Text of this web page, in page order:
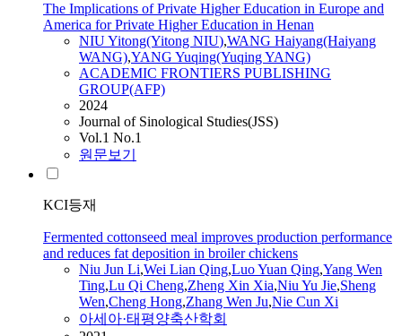
The Implications of Private Higher Education in Europe and
America for Private Higher Education in Henan
NIUYitong(Yitong NIU),WANG Haiyang(Haiyang
WANG),YANG Yuqing(Yuqing YANG)
ACADEMIC FRONTIERS PUBLISHING
GROUP(AFP)
2024
Journal of Sinological Studies(JSS)
Vol.1 No.1
원문보기
KCI등재
Fermented cottonseed meal improves production performance
and reduces fat deposition in broiler chickens
Niu Jun Li,Wei Lian Qing,Luo Yuan Qing,Yang Wen
Ting,Lu Qi Cheng,Zheng Xin Xia,NiuYu Jie,Sheng
Wen,Cheng Hong,Zhang Wen Ju,Nie Cun Xi
아세아·태평양축산학회